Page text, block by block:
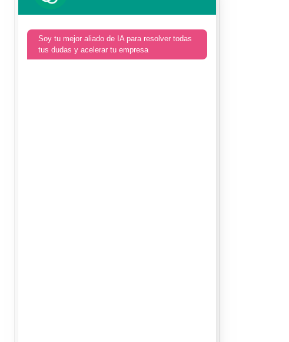
Soy tu mejor aliado de IA para resolver todas
tus dudas y acelerar tu empresa